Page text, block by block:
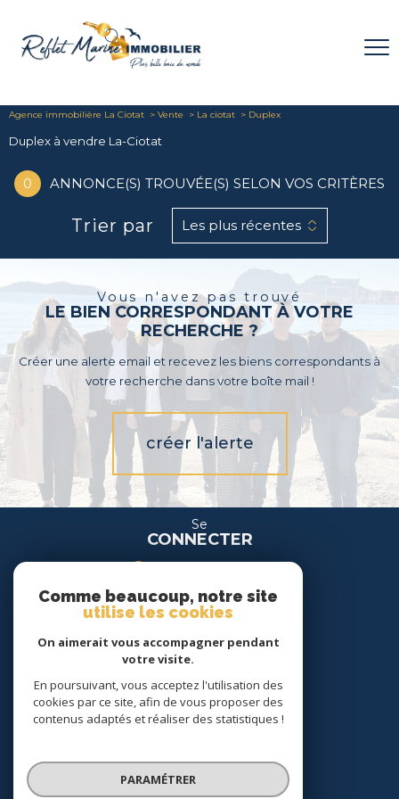
Agence immobilière La Ciotat Vente La ciotat Duplex
Duplex à vendre La-Ciotat
0 ANNONCE(S) TROUVÉE(S) SELON VOS CRITÈRES
Trier par Les plus récentes
Vous n'avez pas trouvé
LE BIEN CORRESPONDANT À VOTRE
RECHERCHE ?
Créer une alerte email et recevez les biens correspondants à
votre recherche dans votre boîte mail !
créer l'alerte
Se
CONNECTER
espace location
Nous
SUIVRE
Comme beaucoup, notre site
utilise les cookies
On aimerait vous accompagner pendant
votre visite.
En poursuivant, vous acceptez l'utilisation des
cookies par ce site, afin de vous proposer des
contenus adaptés et réaliser des statistiques !
PARAMÉTRER